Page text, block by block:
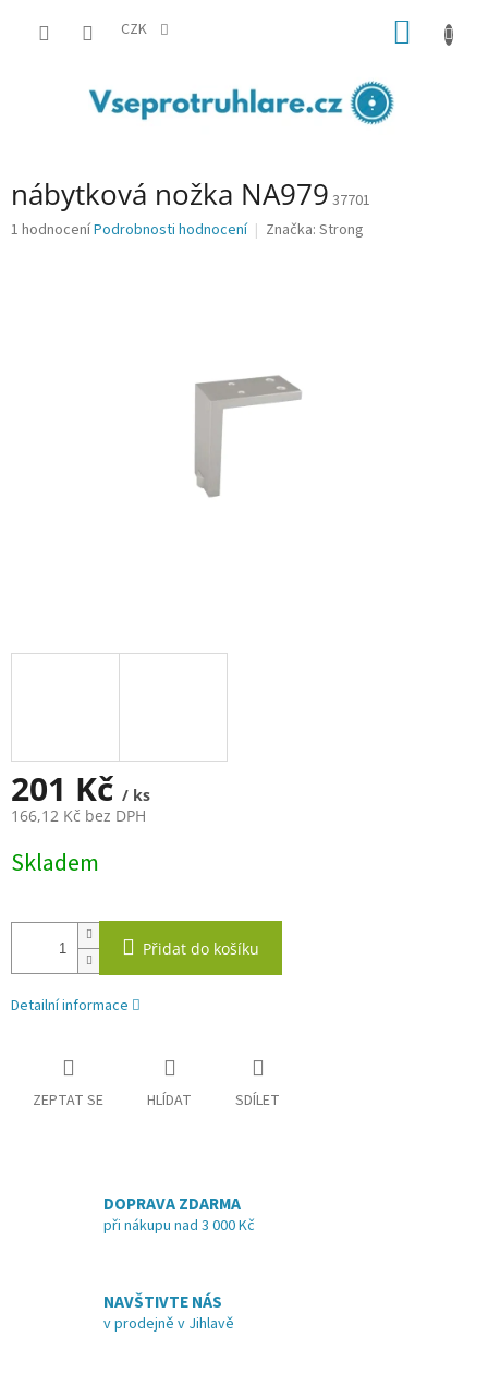
CZK
nábytková nožka NA979 37701
Průměrné
1 hodnoceníPodrobnosti hodnocení Značka: Strong
201 Kč / ks
166,12 Kč bez DPH
cena:
Skladem
Přidat do košíku
Detailní informace
ZEPTAT SE HLÍDAT SDÍLET
DOPRAVA ZDARMA
při nákupu nad 3 000 Kč
NAVŠTIVTE NÁS
v prodejně v Jihlavě